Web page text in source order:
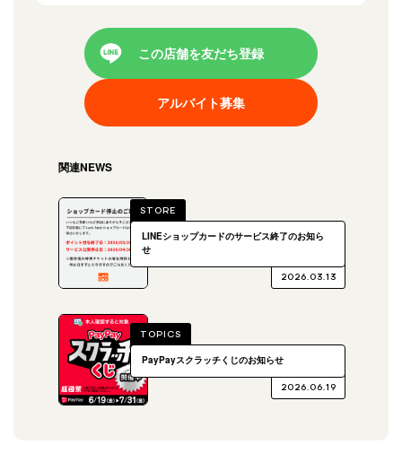
この店舗を友だち登録
アルバイト募集
関連NEWS
STORE
2026.03.13
LINEショップカードのサービス終了のお知ら
せ
TOPICS
2026.06.19
PayPayスクラッチくじのお知らせ